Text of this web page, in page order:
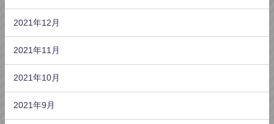
2021年12月
2021年11月
2021年10月
2021年9月